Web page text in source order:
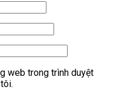
web trong trình duyệt